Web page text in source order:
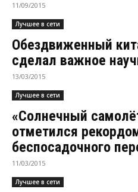
11/09/2015
Лучшее в сети
Обездвиженный
сделал важное
13/03/2015
Лучшее в сети
«Солнечный
отметился
беспосадочного
11/03/2015
Лучшее в сети